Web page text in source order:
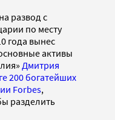
развод с
по месту
года вынес
активы
Дмитрия
200 богатейших
Forbes,
разделить